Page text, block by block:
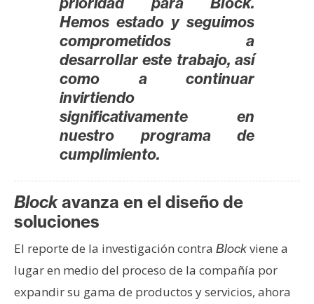
Hemos estado y seguimos
comprometidos a
desarrollar este trabajo, así
como a continuar
invirtiendo
significativamente en
nuestro programa de
cumplimiento.
Blockavanza en el diseño de
soluciones
El reporte de la investigación contra Blockviene a
lugar en medio del proceso de la compañía por
expandir su gama de productos y servicios, ahora